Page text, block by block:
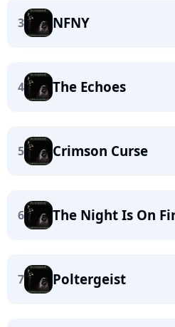
3 NFNY
4 The Echoes
5 Crimson Curse
6 The Night Is On
7 Poltergeist